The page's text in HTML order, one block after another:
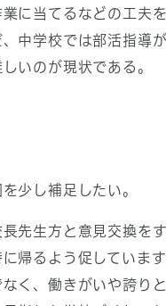
に当てるなどの工夫
中学校では部活指導
いのが現状である。
少し補足したい。
先生方と意見交換を
帰るよう促していま
く、働きがいや誇り